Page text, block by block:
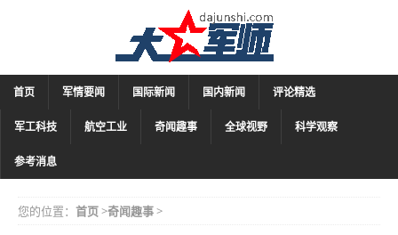
首页 军情要闻 国际新闻 国内新闻 评论精选
军工科技 航空工业 奇闻趣事 全球视野 科学观察
参考消息
您的位置： 首页>奇闻趣事>